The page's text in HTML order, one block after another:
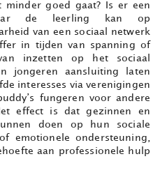
minder goed gaat? Is er een
de leerling kan op
van een sociaal netwerk
in tijden van spanning of
inzetten op het sociaal
jongeren aansluiting laten
interesses via verenigingen
fungeren voor andere
effect is dat gezinnen en
doen op hun sociale
emotionele ondersteuning,
aan professionele hulp